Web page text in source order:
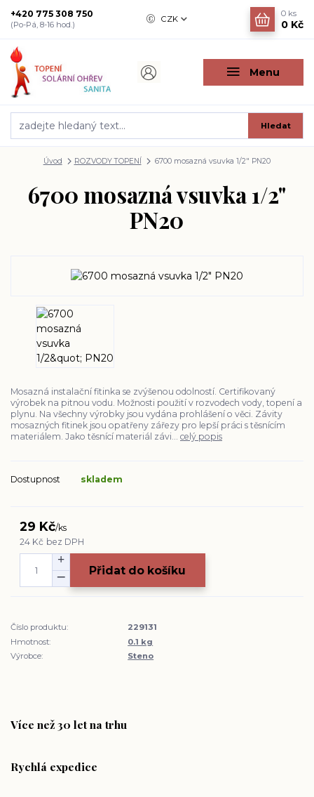
Menu
CZK
Hledat
+420 775 308 750
(Po-Pá, 8-16 hod.)
0 ks
0 Kč
Úvod ROZVODY TOPENÍ 6700 mosazná vsuvka 1/2" PN20
6700 mosazná vsuvka 1/2"
PN20
Mosazná instalační fitinka se zvýšenou odolností. Certifikovaný
výrobek na pitnou vodu. Možnosti použití v rozvodech vody, topení a
plynu. Na všechny výrobky jsou vydána prohlášení o věci. Závity
mosazných fitinek jsou opatřeny zářezy pro lepší práci s těsnícím
materiálem. Jako těsnící materiál závi... celý popis
Dostupnost skladem
29 Kč/ks
24 Kč bez DPH
Přidat do košíku
Číslo produktu:
229131
Hmotnost:
0.1 kg
Výrobce:
Steno
Více než 30 let na trhu
Rychlá expedice